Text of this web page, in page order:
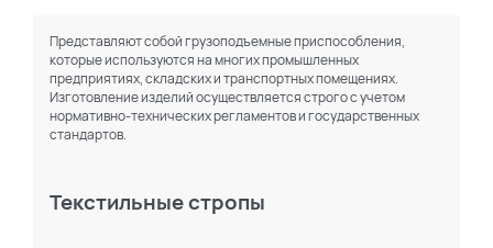
Представляют собой грузоподъемные приспособления,
которые используются на многих промышленных
предприятиях, складских и транспортных помещениях.
Изготовление изделий осуществляется строго с учетом
нормативно-технических регламентов и государственных
стандартов.
Текстильные стропы